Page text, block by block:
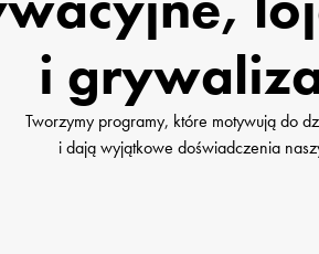
i
Tworzymy programy, które motywują do
i dają wyjątkowe doświadczenia